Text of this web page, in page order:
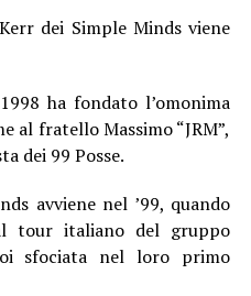
dei Simple Minds viene
ha fondato l’omonima
al fratello Massimo “JRM”,
dei 99 Posse.
avviene nel ’99, quando
tour italiano del gruppo
sfociata nel loro primo